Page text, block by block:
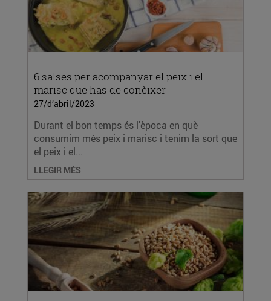
6 salses per acompanyar el peix i el
marisc que has de conèixer
27/d’abril/2023
Durant el bon temps és l'època en què
consumim més peix i marisc i tenim la sort que
el peix i el...
LLEGIR MÉS